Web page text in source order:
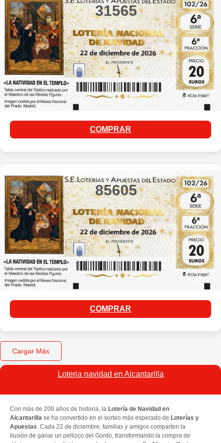
31565
COMPRAR
85605
COMPRAR
Cargar Más
Loteria navidad en Alcantarilla​
Con más de 200 años de historia, la Lotería de Navidad en
Alcantarilla se ha convertido en el sorteo más esperado de Loterías y
Apuestas. Cada 22 de diciembre, familias y amigos comparten la
ilusión de ganar un pellizco del Gordo, transformando la compra de